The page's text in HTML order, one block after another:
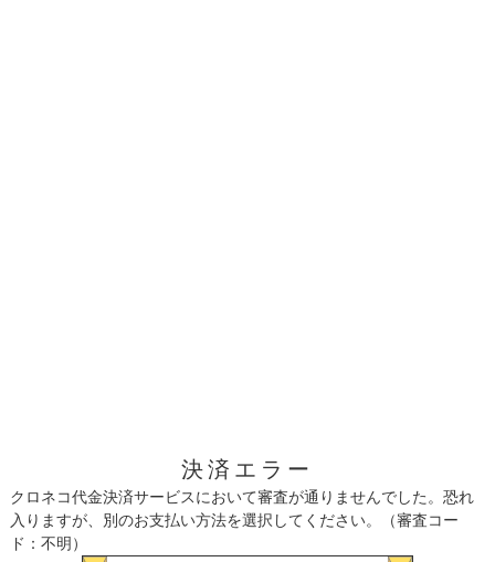
決済エラー
クロネコ代金決済サービスにおいて審査が通りませんでした。恐れ
入りますが、別のお支払い方法を選択してください。（審査コー
ド：不明）